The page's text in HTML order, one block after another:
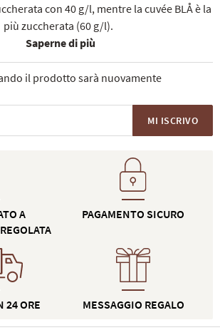
con 40 g/l, mentre la cuvée BLÅè la
più zuccherata (60 g/l).
Saperne di più
il prodotto sarà nuovamente
MI ISCRIVO
A
24 ORE
PAGAMENTO SICURO
MESSAGGIO REGALO